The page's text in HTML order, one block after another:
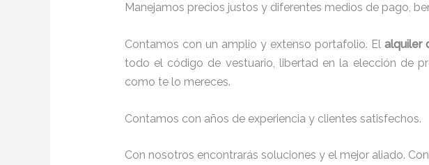
Manejamos precios justos y diferentes medios de pago,
Contamos con un amplio y extenso portafolio. El alquiler
todo el código de vestuario, libertad en la elección de
como te lo mereces.
Contamos con años de experiencia y clientes satisfechos.
Con nosotros encontrarás soluciones y el mejor aliado.